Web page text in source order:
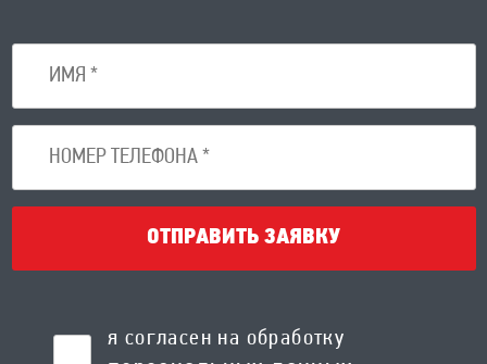
ОТПРАВИТЬ ЗАЯВКУ
я согласен на обработку